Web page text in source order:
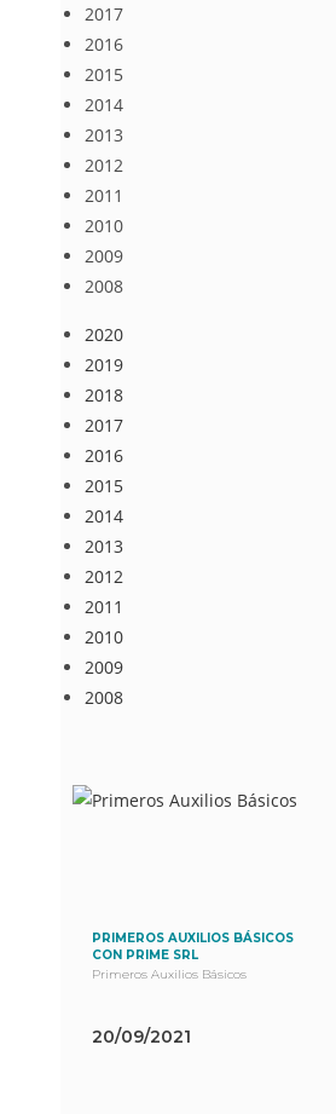
2017
2016
2015
2014
2013
2012
2011
2010
2009
2008
2020
2019
2018
2017
2016
2015
2014
2013
2012
2011
2010
2009
2008
PRIMEROS AUXILIOS BÁSICOS
CON PRIME SRL
Primeros Auxilios Básicos
20/09/2021